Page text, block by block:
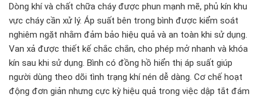
Dòng khí và chất chữa cháy được phun mạnh mẽ, phủ kín khu
vực cháy cần xử lý. Áp suất bên trong bình được kiểm soát
nghiêm ngặt nhằm đảm bảo hiệu quả và an toàn khi sử dụng.
Van xả được thiết kế chắc chắn, cho phép mở nhanh và khóa
kín sau khi sử dụng. Bình có đồng hồ hiển thị áp suất giúp
người dùng theo dõi tình trạng khí nén dễ dàng. Cơ chế hoạt
động đơn giản nhưng cực kỳ hiệu quả trong việc dập tắt đám